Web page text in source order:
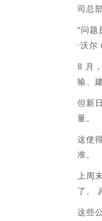
司总
“问
·沃
8 月
输、
但新
量。
这使
准。
上周
了。
这些